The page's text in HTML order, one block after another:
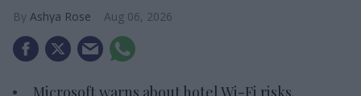
Ashya Rose Aug 06, 2026
Microsoft warns about hotel Wi-Fi risks.